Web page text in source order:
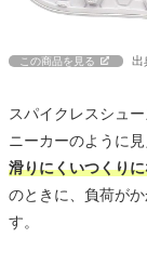
この商品を見る 出
スパイクレスシュ
ニーカーのように見
滑りにくいつくり
のときに、負荷が
す。